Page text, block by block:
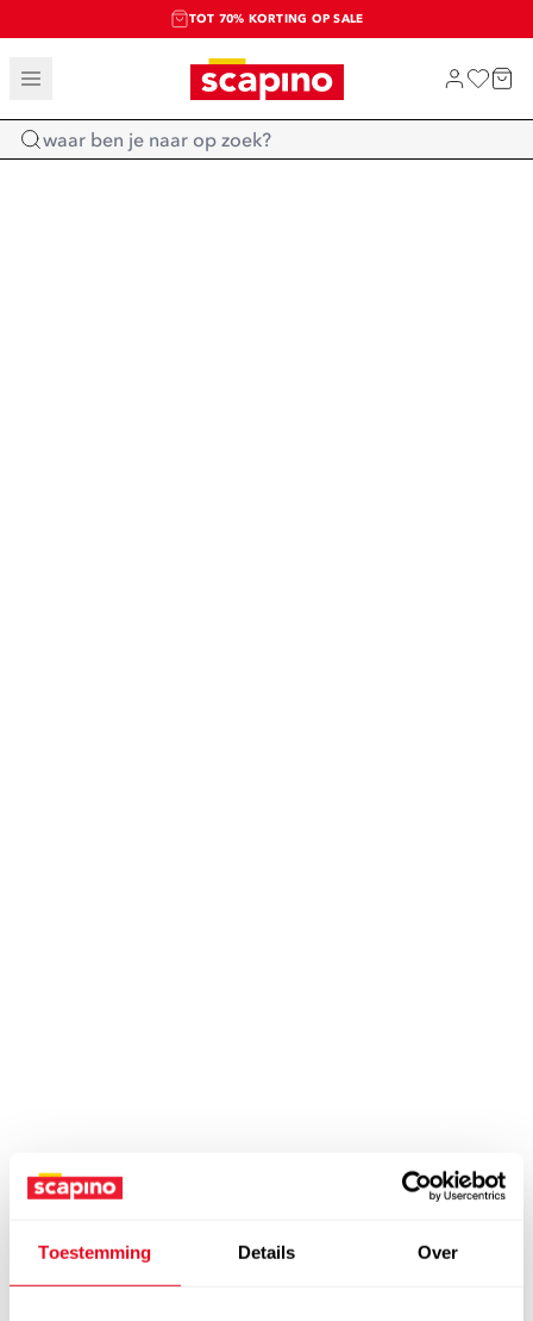
Toestemming Details Over
TOT 70% KORTING OP SALE
SALE: LAATSTE KANS!
SHOP NIEUW
Home